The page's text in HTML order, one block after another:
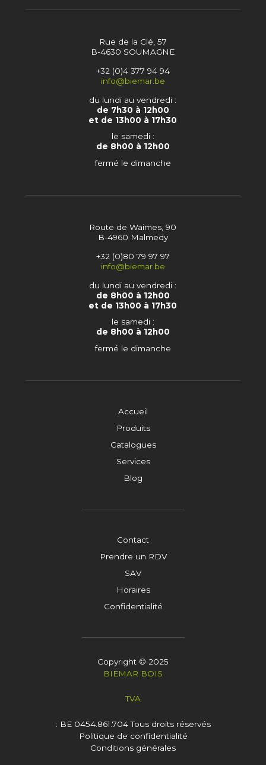
Accueil
Produits
Catalogues
Services
Blog
Contact
Prendre un RDV
SAV
Horaires
Confidentialité
Rue de la Clé, 57
B-4630 SOUMAGNE
+32 (0)4 377 94 94
info@biemar.be
du lundi au vendredi :
de 7h30 à 12h00
et de 13h00 à 17h30
le samedi :
de 8h00 à 12h00
fermé le dimanche
Route de Waimes, 90
B-4960 Malmedy
+32 (0)80 79 97 97
info@biemar.be
du lundi au vendredi :
de 8h00 à 12h00
et de 13h00 à 17h30
le samedi :
de 8h00 à 12h00
fermé le dimanche
Copyright © 2025
BIEMAR BOIS
TVA
: BE 0454.861.704Tous droits réservés
Politique de confidentialité
Conditions générales